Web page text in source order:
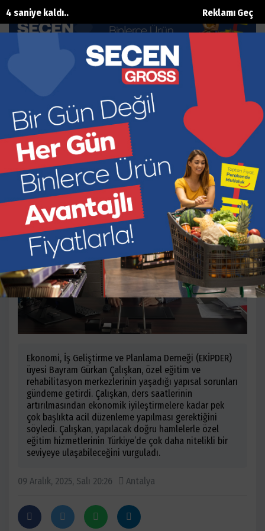
Reklamı Geç
3 saniye kaldı..
Ders saati yetersizliği özel çocukları
olumsuz etkiliyor
Ana Sayfa Eğitim
Ekonomi, İş Geliştirme ve Planlama Derneği (EKİPDER)
üyesi Bayram Gürkan Çalışkan, özel eğitim ve
rehabilitasyon merkezlerinin yaşadığı yapısal sorunları
gündeme getirdi. Çalışkan, ders saatlerinin
artırılmasından ekonomik iyileştirmelere kadar pek
çok başlıkta acil düzenleme yapılması gerektiğini
söyledi. Çalışkan, yapılacak doğru hamlelerle özel
eğitim hizmetlerinin Türkiye’de çok daha nitelikli bir
seviyeye ulaşabileceğini vurguladı.
09 Aralık, 2025, Salı 20:26 Antalya